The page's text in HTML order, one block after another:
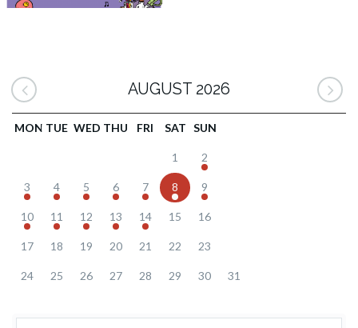
AUGUST 2026
MON TUE WED THU FRI SAT SUN
1 2
3 4 5 6 7 8 9
10 11 12 13 14 15 16
17 18 19 20 21 22 23
24 25 26 27 28 29 30 31